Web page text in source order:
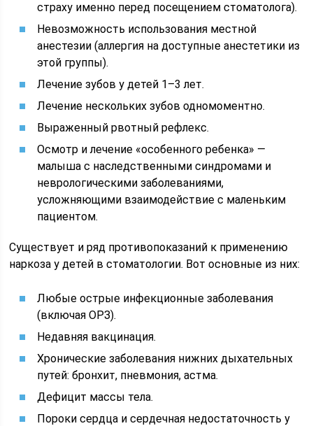
страху именно перед посещением стоматолога).
Невозможность использования местной
анестезии (аллергия на доступные анестетики из
этой группы).
Лечение зубов у детей 1–3 лет.
Лечение нескольких зубов одномоментно.
Выраженный рвотный рефлекс.
Осмотр и лечение «особенного ребенка» —
малыша с наследственными синдромами и
неврологическими заболеваниями,
усложняющими взаимодействие с маленьким
пациентом.
Существует и ряд противопоказаний к применению
наркоза у детей в стоматологии. Вот основные из них:
Любые острые инфекционные заболевания
(включая ОРЗ).
Недавняя вакцинация.
Хронические заболевания нижних дыхательных
путей: бронхит, пневмония, астма.
Дефицит массы тела.
Пороки сердца и сердечная недостаточность у